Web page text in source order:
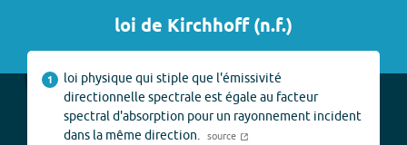
loi de Kirchhoff(n.f.)
1
loi physique qui stiple que l'émissivité
directionnelle spectrale est égale au facteur
spectral d'absorption pour un rayonnement incident
dans la même direction.
source